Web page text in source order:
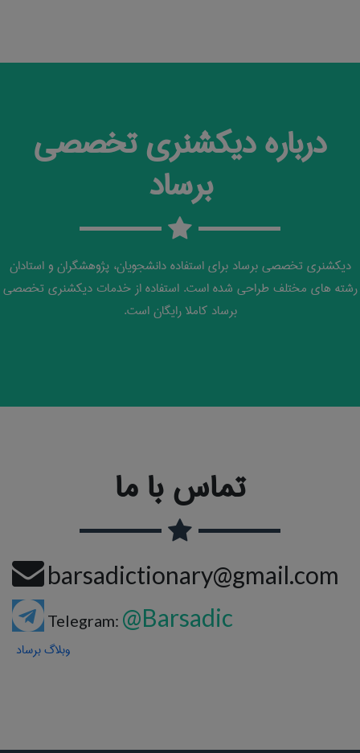
درباره دیکشنری تخصصی
برساد
دیکشنری تخصصی برساد برای استفاده دانشجویان، پژوهشگران و استادان
رشته های مختلف طراحی شده است. استفاده از خدمات دیکشنری تخصصی
برساد کاملا رایگان است.
تماس با ما
barsadictionary@gmail.com
Telegram: @Barsadic
وبلاگ برساد